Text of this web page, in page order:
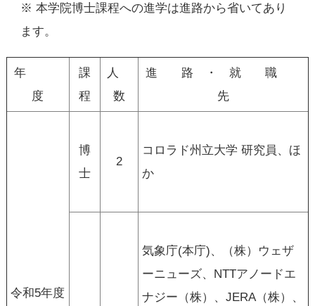
※ 本学院博士課程への進学は進路から省いてあり
ます。
年
度
課
程
人
数
進 路 ・ 就 職
先
令和5年度
博
士
2
コロラド州立大学 研究員、ほ
か
気象庁(本庁)、（株）ウェザ
ーニューズ、NTTアノードエ
ナジー（株）、JERA（株）、